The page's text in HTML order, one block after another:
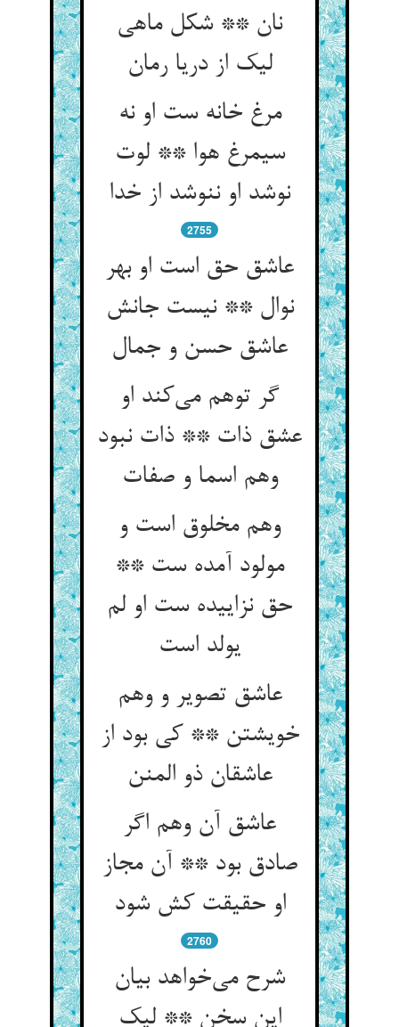
نان ** شکل ماهی
لیک از دریا رمان‌‌
مرغ خانه ست او نه
سیمرغ هوا ** لوت
نوشد او ننوشد از خدا
2755
عاشق حق است او بهر
نوال ** نیست جانش
گر توهم می‌‌کند او
عشق ذات ** ذات نبود
وهم اسما و صفات‌‌
وهم مخلوق است و
مولود آمده ست **
حق نزاییده ست او لم
عاشق تصویر و وهم
خویشتن ** کی بود از
عاشقان ذو المنن‌‌
عاشق آن وهم اگر
صادق بود ** آن مجاز
او حقیقت کش شود
2760
شرح می‌‌خواهد بیان
این سخن ** لیک